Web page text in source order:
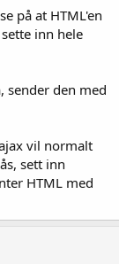
på at HTML'en
inn hele
sender den med
vil normalt
sett inn
HTML med